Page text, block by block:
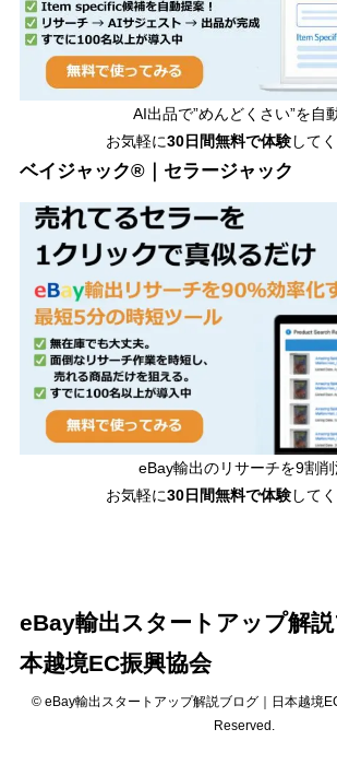
AI出品で”めんどくさい”を自
お気軽に30日間無料で体験して
ベイジャック®｜セラージャック
eBay輸出のリサーチを9割
お気軽に30日間無料で体験して
eBay輸出スタートアップ解説
本越境EC振興協会
© eBay輸出スタートアップ解説ブログ｜日本越境
Reserved.